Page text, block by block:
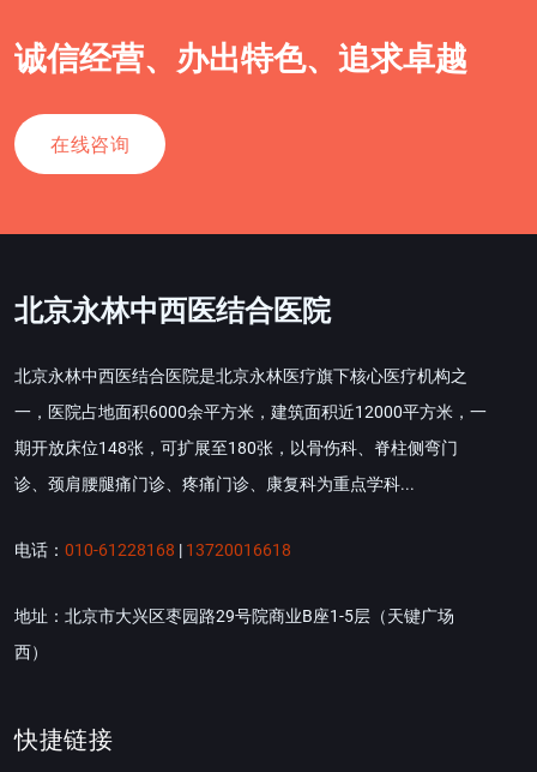
诚信经营、办出特色、追求卓越
在线咨询
北京永林中西医结合医院
北京永林中西医结合医院是北京永林医疗旗下核心医疗机构之
一，医院占地面积6000余平方米，建筑面积近12000平方米，一
期开放床位148张，可扩展至180张，以骨伤科、脊柱侧弯门
诊、颈肩腰腿痛门诊、疼痛门诊、康复科为重点学科...
电话： 010-61228168 | 13720016618
地址：北京市大兴区枣园路29号院商业B座1-5层（天键广场
西）
快捷链接